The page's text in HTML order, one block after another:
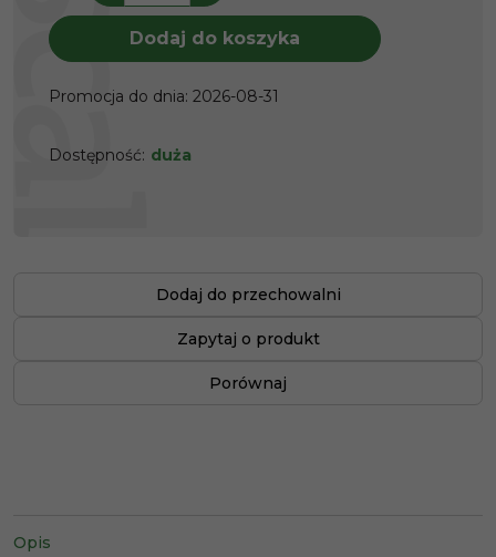
Dodaj do koszyka
Promocja do dnia: 2026-08-31
Dostępność: duża
Dodaj do przechowalni
Zapytaj o produkt
Porównaj
Opis